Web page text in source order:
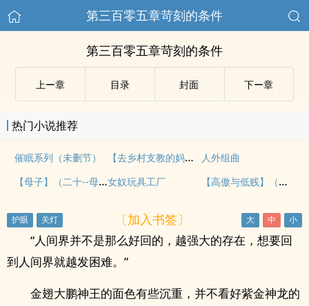
第三百零五章苛刻的条件
第三百零五章苛刻的条件
上ー章 目录 封面 下ー章
热门小说推荐
催眠系列（未删节） 【去乡村支教的妈妈】（二） 人外组曲
【母子】（二十--母亲6）女奴玩具工厂 【高傲与低贱】（一）（女女虐待）
〔加入书签〕
“人间界并不是那么好回的，越强大的存在，想要回
到人间界就越发困难。”
金翅大鹏神王的面色有些沉重，并不看好紫金神龙的